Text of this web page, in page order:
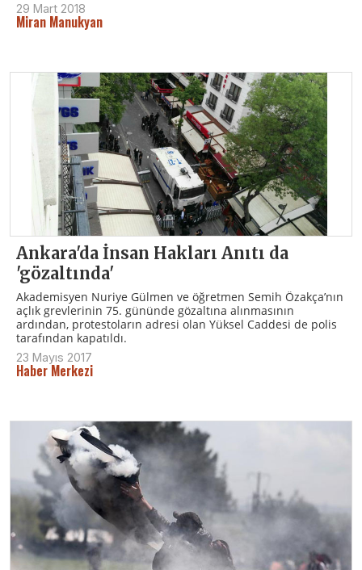
29 Mart 2018
Miran Manukyan
Ankara'da İnsan Hakları Anıtı da
'gözaltında'
Akademisyen Nuriye Gülmen ve öğretmen Semih Özakça’nın
açlık grevlerinin 75. gününde gözaltına alınmasının
ardından, protestoların adresi olan Yüksel Caddesi de polis
tarafından kapatıldı.
23 Mayıs 2017
Haber Merkezi